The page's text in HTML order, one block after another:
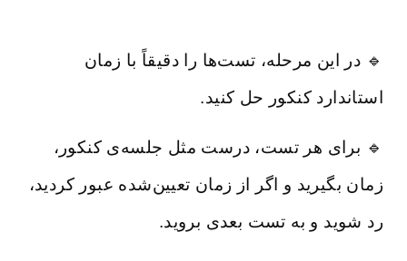
🔹 در این مرحله، تست‌ها را دقیقاً با زمان
استاندارد کنکور حل کنید.
🔹 برای هر تست، درست مثل جلسه‌ی کنکور،
زمان بگیرید و اگر از زمان تعیین‌شده عبور کردید،
رد شوید و به تست بعدی بروید.